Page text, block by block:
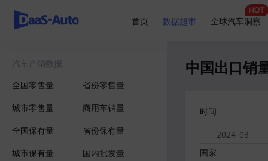
首页 数据超市 全球汽车洞察
汽车产销数据
全国零售量
省份零售量
城市零售量
商用车销量
全国保有量
省份保有量
城市保有量
国内批发量
中国出口销
时间
-
国家